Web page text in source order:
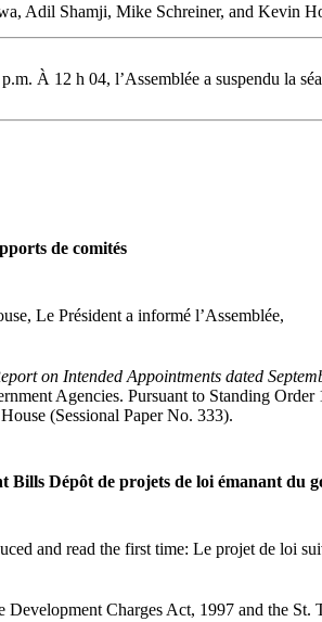
Adil Shamji, Mike Schreiner, and Kevin
À 12 h 04, l’Assemblée a suspendu la
de comités
Le Président a informé l’Assemblée,
on Intended Appointments dated
Agencies. Pursuant to Standing
(Sessional Paper No. 333).
Bills Dépôt de projets de loi émanant du
and read the first time: Le projet de loi
Development Charges Act, 1997 and the St.